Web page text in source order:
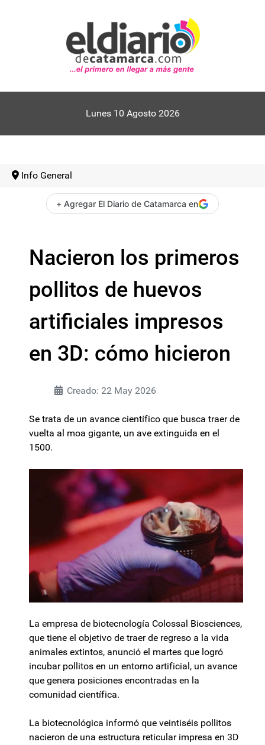
Lunes 10 Agosto 2026
Info General
+ Agregar El Diario de Catamarca en
Nacieron los primeros
pollitos de huevos
artificiales impresos
en 3D: cómo hicieron
Creado: 22 May 2026
Se trata de un avance científico que busca traer de
vuelta al moa gigante, un ave extinguida en el
1500.
La empresa de biotecnología Colossal Biosciences,
que tiene el objetivo de traer de regreso a la vida
animales extintos, anunció el martes que logró
incubar pollitos en un entorno artificial, un avance
que genera posiciones encontradas en la
comunidad científica.
La biotecnológica informó que veintiséis pollitos
nacieron de una estructura reticular impresa en 3D